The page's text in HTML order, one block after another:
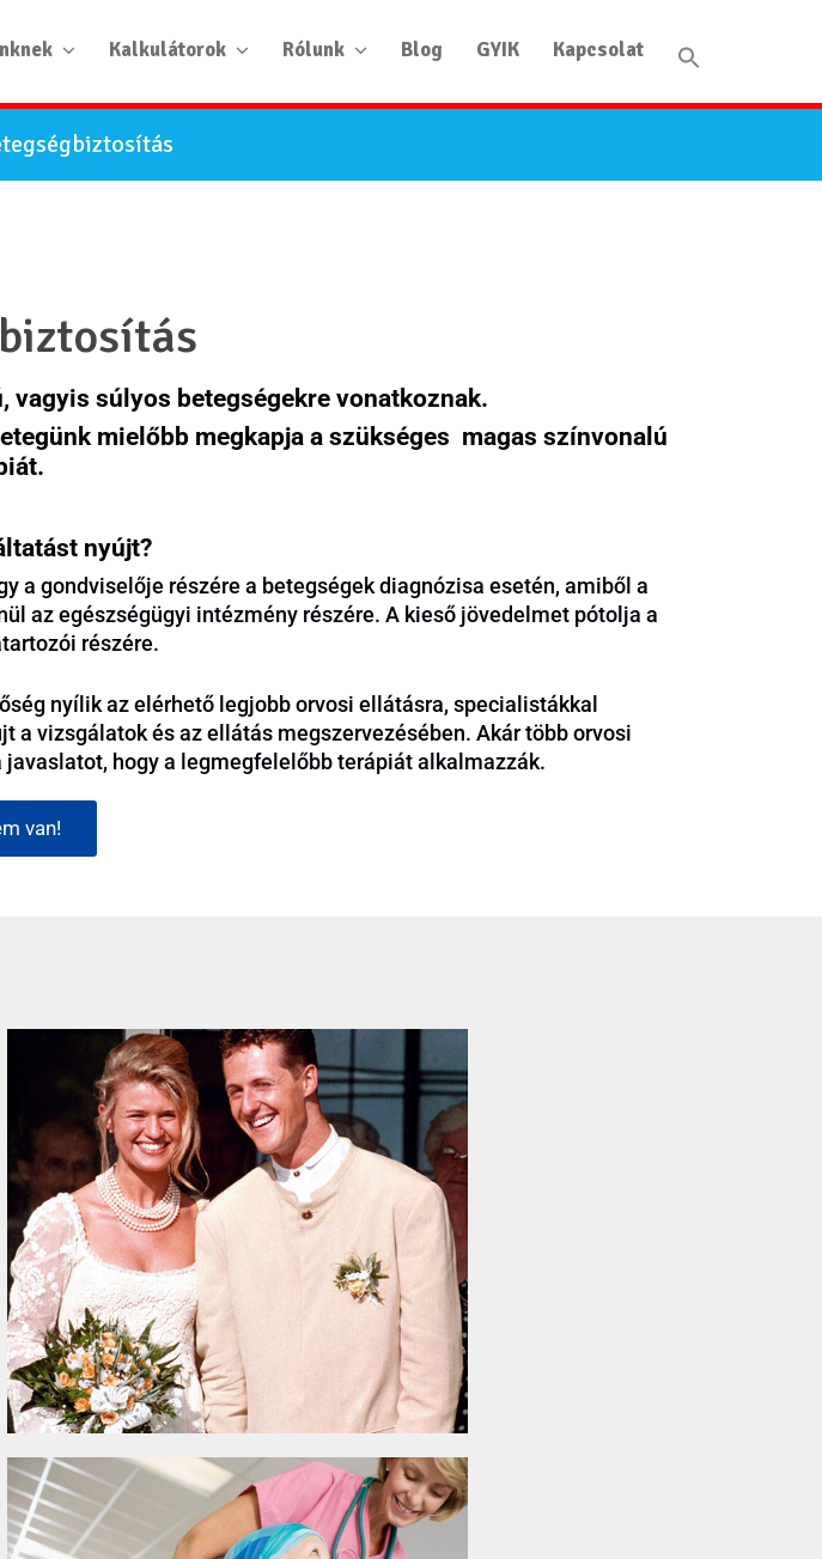
Kalkulátorok Rólunk Blog GYIK Kapcsolat
súlyos betegségekre vonatkoznak.
mielőbb megkapja a szükséges magas színvonalú
nyújt?
gondviselője részére a betegségek diagnózisa esetén, amiből a
az egészségügyi intézmény részére. A kieső jövedelmet pótolja a
részére.
nyílik az elérhető legjobb orvosi ellátásra, specialistákkal
vizsgálatok és az ellátás megszervezésében. Akár több orvosi
hogy a legmegfelelőbb terápiát alkalmazzák.
van!